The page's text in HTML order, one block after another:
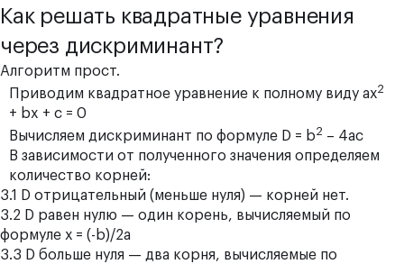
Как решать квадратные уравнения
через дискриминант?
Алгоритм прост.
Приводим квадратное уравнение к полному виду ах2
+ bx + c = 0
Вычисляем дискриминант по формуле D = b2 – 4ас
В зависимости от полученного значения определяем
количество корней:
3.1 D отрицательный (меньше нуля) — корней нет.
3.2 D равен нулю — один корень, вычисляемый по
формуле х = (-b)/2a
3.3 D больше нуля — два корня, вычисляемые по